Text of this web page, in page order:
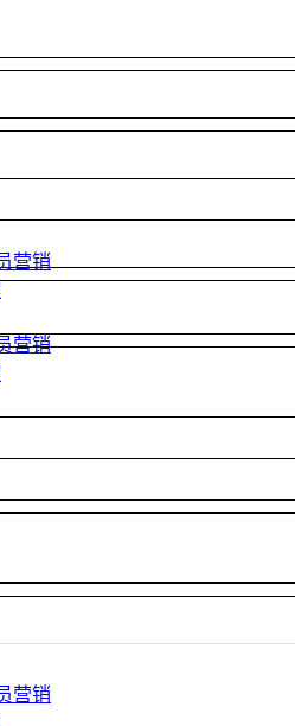
营销
营销
营销